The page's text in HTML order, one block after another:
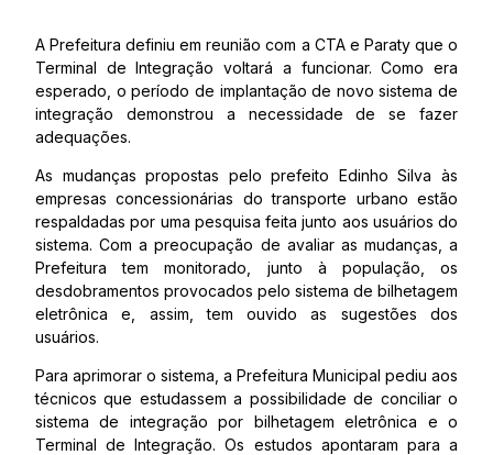
A Prefeitura definiu em reunião com a CTA e Paraty que o
Terminal de Integração voltará a funcionar. Como era
esperado, o período de implantação de novo sistema de
integração demonstrou a necessidade de se fazer
adequações.
As mudanças propostas pelo prefeito Edinho Silva às
empresas concessionárias do transporte urbano estão
respaldadas por uma pesquisa feita junto aos usuários do
sistema. Com a preocupação de avaliar as mudanças, a
Prefeitura tem monitorado, junto à população, os
desdobramentos provocados pelo sistema de bilhetagem
eletrônica e, assim, tem ouvido as sugestões dos
usuários.
Para aprimorar o sistema, a Prefeitura Municipal pediu aos
técnicos que estudassem a possibilidade de conciliar o
sistema de integração por bilhetagem eletrônica e o
Terminal de Integração. Os estudos apontaram para a